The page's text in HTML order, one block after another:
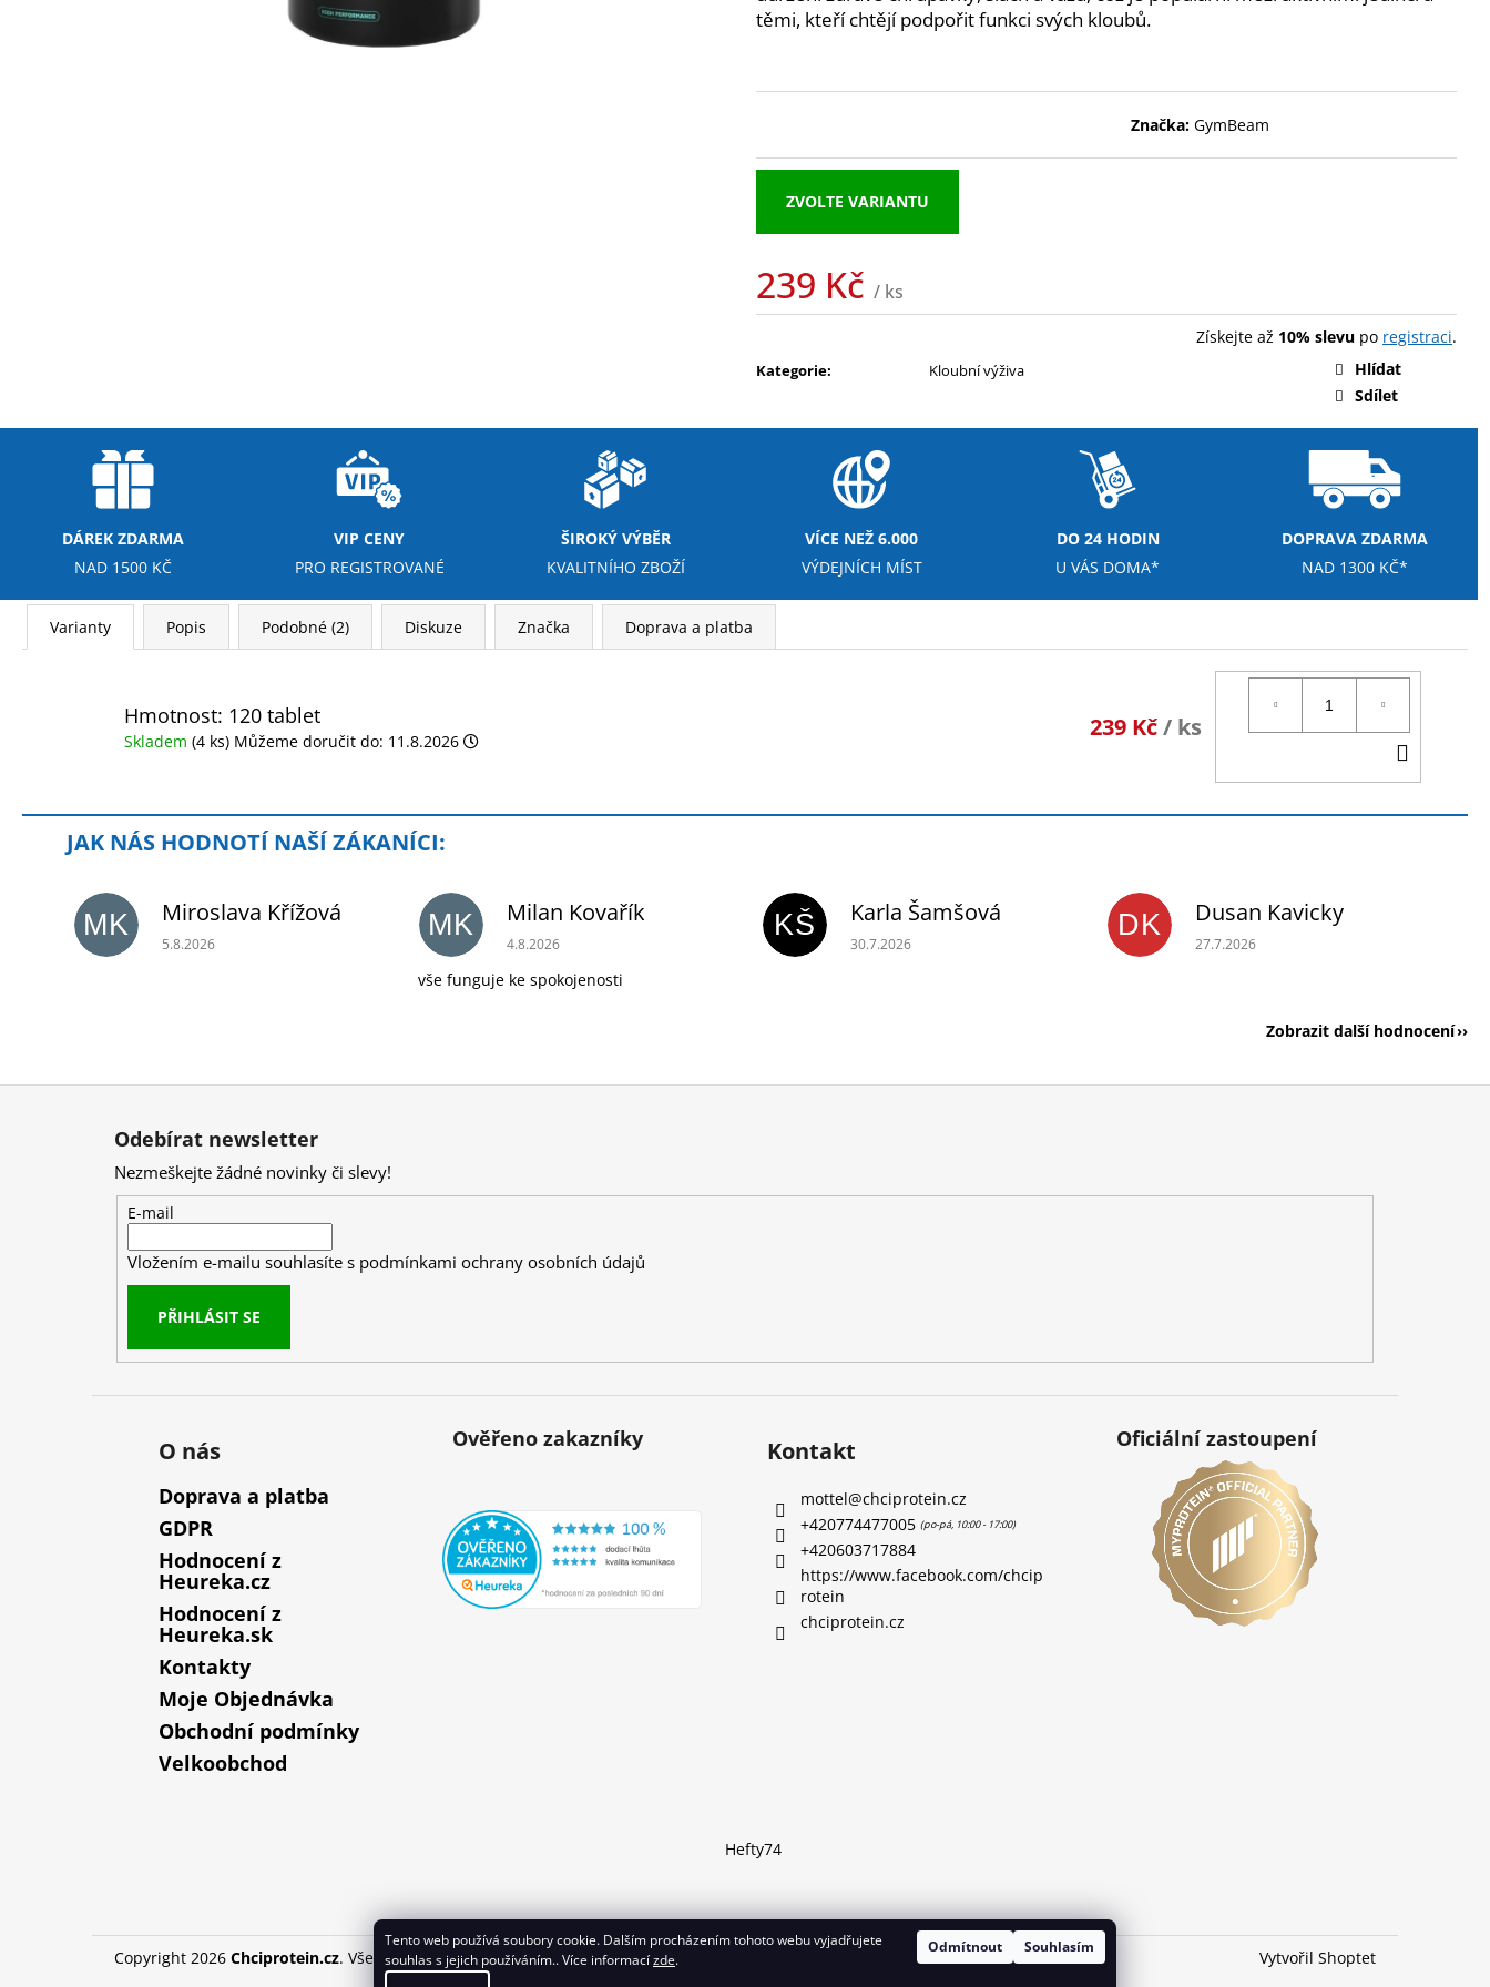
Tento web používá soubory cookie. Dalším procházením tohoto webu vyjadřujete
souhlas s jejich používáním.. Více informacízde.
Odmítnout Souhlasím
těmi, kteří chtějí podpořit funkci svých kloubů.
ZVOLTE VARIANTU
Značka: GymBeam
239 Kč / ks
Měrná
Získejte až 10% slevu po registraci.
Kategorie: Kloubní výživa
Hlídat
Sdílet
DÁREK ZDARMA
NAD 1500 KČ
VIP CENY
PRO REGISTROVANÉ
ŠIROKÝ VÝBĚR
KVALITNÍHO ZBOŽÍ
VÍCE NEŽ 6.000
VÝDEJNÍCH MÍST
DO 24 HODIN
U VÁS DOMA*
DOPRAVA ZDARMA
NAD 1300 KČ*
Varianty Popis Podobné (2) Diskuze Značka Doprava a platba
Hmotnost: 120 tablet
Skladem (4 ks) Můžeme doručit do: 11.8.2026 239 Kč/ ks
MK Miroslava Křížová
Hodnocení obchodu je 5 z 5 hvězdiček.
5.8.2026
MK Milan Kovařík
Hodnocení obchodu je 5 z 5 hvězdiček.
4.8.2026
vše funguje ke spokojenosti
KŠ Karla Šamšová
Hodnocení obchodu je 5 z 5 hvězdiček.
30.7.2026
DK Dusan Kavicky
Hodnocení obchodu je 5 z 5 hvězdiček.
27.7.2026
Zobrazit další hodnocení
MEZZO CAFFE ZRNKOVÁ KÁVA BRAZIL NUTREND QWIZZ 35% PROTEIN BAR
NUTREND EXCELENT PROTEIN BAR 85 G
39 Kč
Odebírat newsletter
Nezmeškejte žádné novinky či slevy!
E-mail
Vložením e-mailu souhlasíte s podmínkami ochrany osobních údajů
PŘIHLÁSIT SE
O nás
Doprava a platba
GDPR
Hodnocení z
Heureka.cz
Hodnocení z
Heureka.sk
Kontakty
Moje Objednávka
Obchodní podmínky
Velkoobchod
Ověřeno zakazníky Kontakt
mottel@chciprotein.cz
+420774477005
+420603717884
https://www.facebook.com/chcip
rotein
chciprotein.cz
Oficiální zastoupení
Hefty74
Vytvořil Shoptet
Copyright 2026 Chciprotein.cz. Všechna práva vyhrazena.